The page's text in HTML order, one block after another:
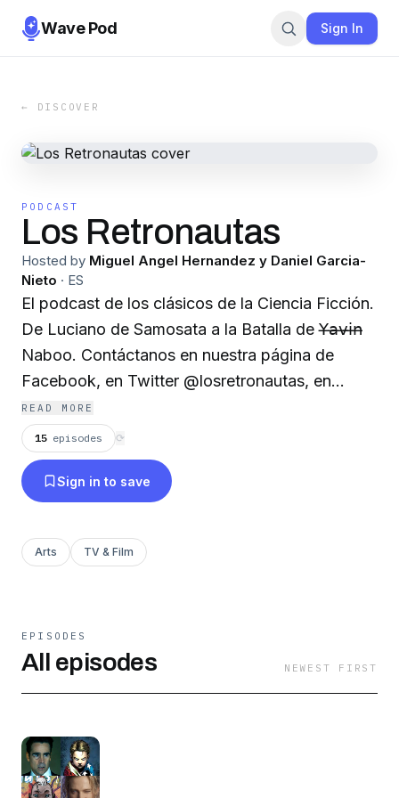
Wave Pod Sign In
← DISCOVER
PODCAST
Los Retronautas
Hosted by Miguel Angel Hernandez y Daniel Garcia-
Nieto · ES
El podcast de los clásicos de la Ciencia Ficción.
De Luciano de Samosata a la Batalla de 𝖸̶𝖺̶𝗏̶𝗂̶𝗇̶
Naboo. Contáctanos en nuestra página de
Facebook, en Twitter @losretronautas, en
Telegram o en nuestro correo
losretronautas@gmx.com
READ MORE
15 episodes ⟳
Sign in to save
Arts TV & Film
EPISODES
All episodes NEWEST FIRST